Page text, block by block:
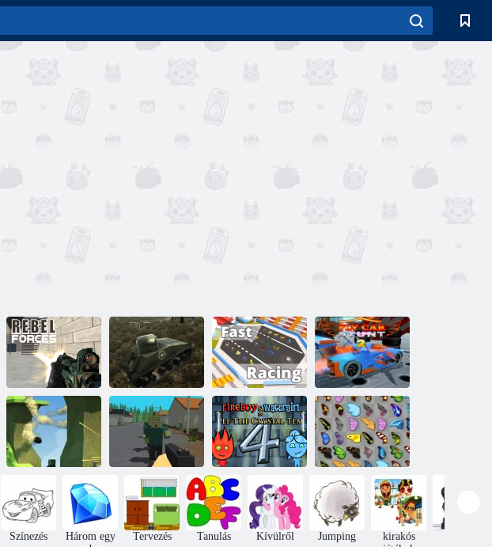
Lázadó erők
Tank háború
szimulátor
Kogama: Gyors
verseny
Légy autó
kaszkadőr 2
Kogama Pvp Erdei túlélés Tűz és Víz 4 Kyodai pillangó
Színezés
Három egy
Tervezés Tanulás Kívülről Jumping
kirakós